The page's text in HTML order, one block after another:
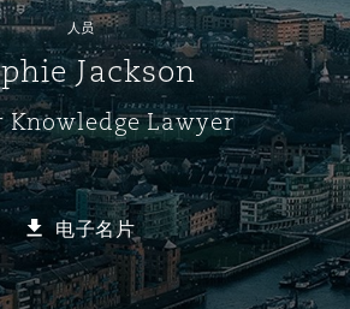
Debt Recovery
Emergency Response & Crisis
Management
Finance & Leasing
数据保护与隐私权
劳动、养老金和移民n
金融
Cyber Risk
Employers' & Public Liability
Employment Practices
PPP/PFI
Public Procurement
房地产
Financial Services
Fraud & White-Collar Crime
Internal Investigations
大厦）
人员
Jackson
Knowledge Lawyer
电子名片